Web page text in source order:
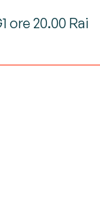
ore 20.00 Rai